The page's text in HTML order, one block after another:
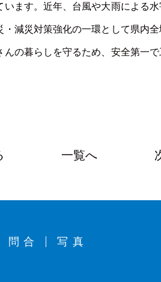
います。近年、台風や大雨による
・減災対策強化の一環として県内
んの暮らしを守るため、安全第一
一覧へ
問合 写真